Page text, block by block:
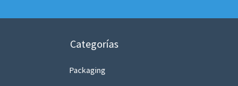
Categorías
Packaging